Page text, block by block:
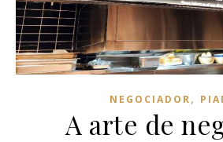
NEGOCIADOR,
A arte de